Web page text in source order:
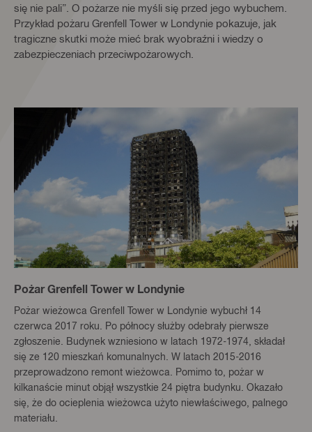
się nie pali”. O pożarze nie myśli się przed jego wybuchem.
Przykład pożaru Grenfell Tower w Londynie pokazuje, jak
tragiczne skutki może mieć brak wyobraźni i wiedzy o
zabezpieczeniach przeciwpożarowych.
Pożar Grenfell Tower w Londynie
Pożar wieżowca Grenfell Tower w Londynie wybuchł 14
czerwca 2017 roku. Po północy służby odebrały pierwsze
zgłoszenie. Budynek wzniesiono w latach 1972-1974, składał
się ze 120 mieszkań komunalnych. W latach 2015-2016
przeprowadzono remont wieżowca. Pomimo to, pożar w
kilkanaście minut objął wszystkie 24 piętra budynku. Okazało
się, że do ocieplenia wieżowca użyto niewłaściwego, palnego
materiału.